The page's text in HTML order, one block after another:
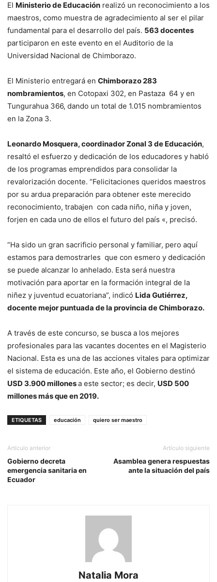
El Ministerio de Educación realizó un reconocimiento a los
maestros, como muestra de agradecimiento al ser el pilar
fundamental para el desarrollo del país. 563 docentes
participaron en este evento en el Auditorio de la
Universidad Nacional de Chimborazo.
El Ministerio entregará en Chimborazo 283
nombramientos, en Cotopaxi 302, en Pastaza 64 y en
Tungurahua 366, dando un total de 1.015 nombramientos
en la Zona 3.
Leonardo Mosquera, coordinador Zonal 3 de Educación,
resaltó el esfuerzo y dedicación de los educadores y habló
de los programas emprendidos para consolidar la
revalorización docente. “Felicitaciones queridos maestros
por su ardua preparación para obtener este merecido
reconocimiento, trabajen con cada niño, niña y joven,
forjen en cada uno de ellos el futuro del país «, precisó.
“Ha sido un gran sacrificio personal y familiar, pero aquí
estamos para demostrarles que con esmero y dedicación
se puede alcanzar lo anhelado. Esta será nuestra
motivación para aportar en la formación integral de la
niñez y juventud ecuatoriana”, indicó Lida Gutiérrez,
docente mejor puntuada de la provincia de Chimborazo.
A través de este concurso, se busca a los mejores
profesionales para las vacantes docentes en el Magisterio
Nacional. Esta es una de las acciones vitales para optimizar
el sistema de educación. Este año, el Gobierno destinó
USD 3.900 millonesa este sector; es decir, USD 500
millones más que en 2019.
ETIQUETAS educación quiero ser maestro
Artículo anterior
Gobierno decreta
emergencia sanitaria en
Ecuador
Artículo siguiente
Asamblea genera respuestas
ante la situación del país
Natalia Mora